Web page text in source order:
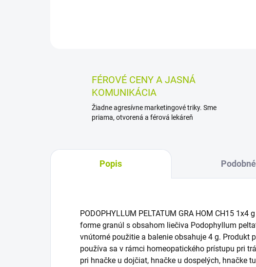
FÉROVÉ CENY A JASNÁ
KOMUNIKÁCIA
Žiadne agresívne marketingové triky. Sme
priama, otvorená a férová lekáreň
Popis
PODOPHYLLUM PELTATUM GRA HOM CH15 1x4
forme granúl s obsahom liečiva Podophyllum
vnútorné použitie a balenie obsahuje 4 g. Produkt
používa sa v rámci homeopatického prístupu pri
pri hnačke u dojčiat, hnačke u dospelých, hnačke